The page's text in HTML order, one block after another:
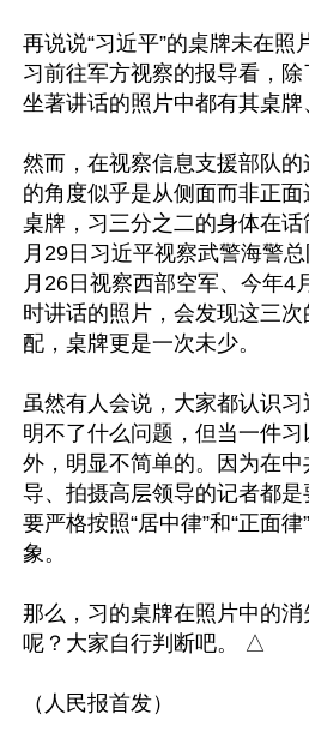
再说说“习近平”的桌牌未在照
习前往军方视察的报导看，
坐著讲话的照片中都有其桌牌
然而，在视察信息支援部队
的角度似乎是从侧面而非正
桌牌，习三分之二的身体在
月29日习近平视察武警海警
月26日视察西部空军、今年4
时讲话的照片，会发现这三
配，桌牌更是一次未少。
虽然有人会说，大家都认识
明不了什么问题，但当一件
外，明显不简单的。因为在
导、拍摄高层领导的记者都是
要严格按照“居中律”和“正面
象。
那么，习的桌牌在照片中的
呢？大家自行判断吧。 △